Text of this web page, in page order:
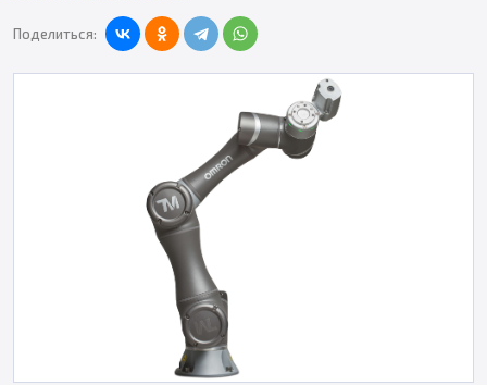
Поделиться: